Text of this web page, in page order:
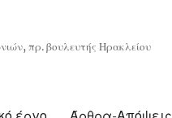
πρ. βουλευτής Ηρακλείου